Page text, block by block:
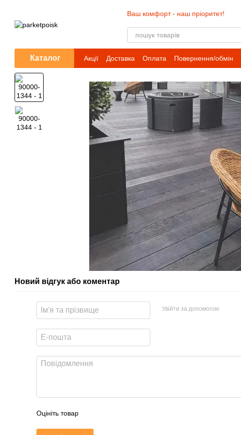
Ваш комфорт - наш пріоритет!
Каталог Акції Доставка Оплата Повернення/обмін
Новий відгук або коментар
Увійти за допомогою
Оцініть товар